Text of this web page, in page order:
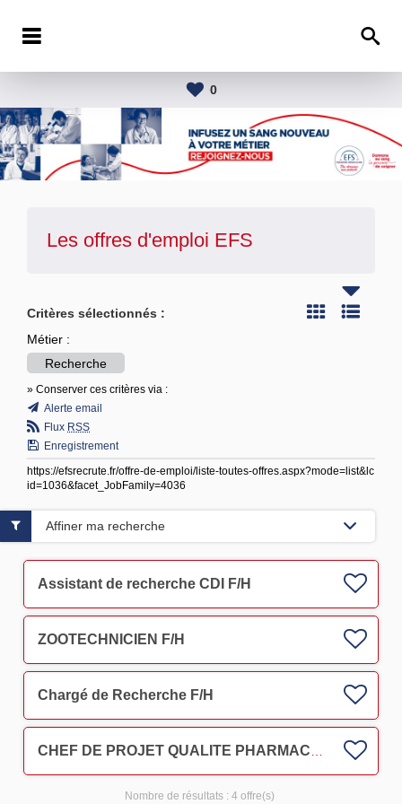
0
Les offres d'emploi EFS
Critères sélectionnés :
Métier :
Recherche
» Conserver ces critères via :
Alerte email
Flux RSS
Enregistrement
https://efsrecrute.fr/offre-de-emploi/liste-toutes-offres.aspx?mode=list&lc
id=1036&facet_JobFamily=4036
Assistant de recherche CDI F/H
ZOOTECHNICIEN F/H
Chargé de Recherche F/H
Affiner ma recherche
Nombre de résultats : 4 offre(s)